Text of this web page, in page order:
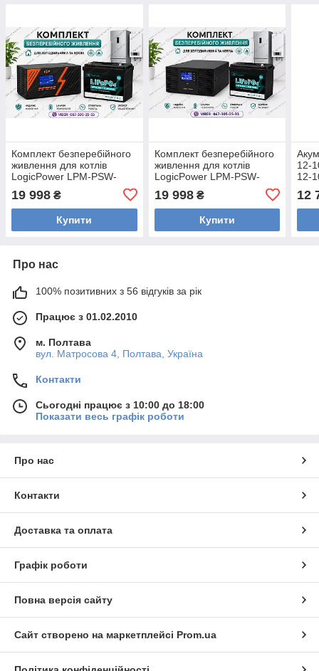
Комплект безперебійного
живлення для котлів
LogicPower LPM-PSW-
Акумулятор LiFePO4
TechLife LFP 12-100
19 998 ₴
Купити
Комплект безперебійного
живлення для котлів
LogicPower LPM-PSW-
1500VA 12V та Акумулятор
LiFePO4 TechLife LFP 12-
100
19 998₴
Купити
12-
12-
12
Про нас
100% позитивних з 56 відгуків за рік
Працює з 01.02.2010
м. Полтава
вул. Матросова 4, Полтава, Україна
Контакти
Сьогодні працює з 10:00 до 18:00
Показати весь графік роботи
Про нас
Контакти
Доставка та оплата
Графік роботи
Повна версія сайту
Сайт створено на маркетплейсі Prom.ua